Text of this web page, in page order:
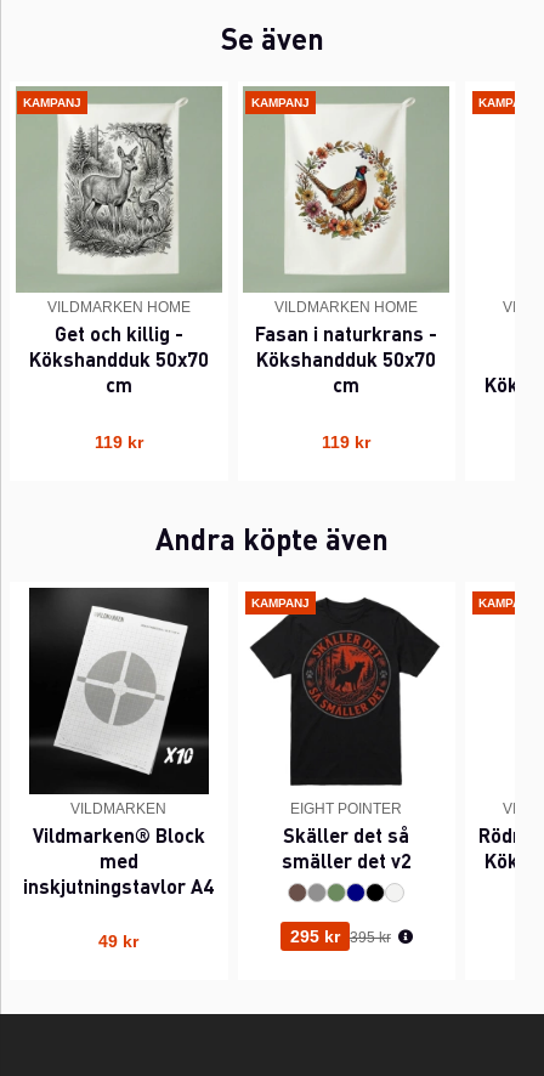
Se även
KAMPANJ
VILDMARKEN HOME
Get och killig -
Kökshandduk 50x70
cm
119 kr
KAMPANJ
VILDMARKEN HOME
Fasan i naturkrans -
Kökshandduk 50x70
cm
119 kr
KAMPANJ
Andra köpte även
VILDMARKEN
Vildmarken® Block
med
inskjutningstavlor A4
49 kr
KAMPANJ
EIGHT POINTER
Skäller det så
smäller det v2
295 kr Ordinarie pris:
395 kr
KAMPANJ